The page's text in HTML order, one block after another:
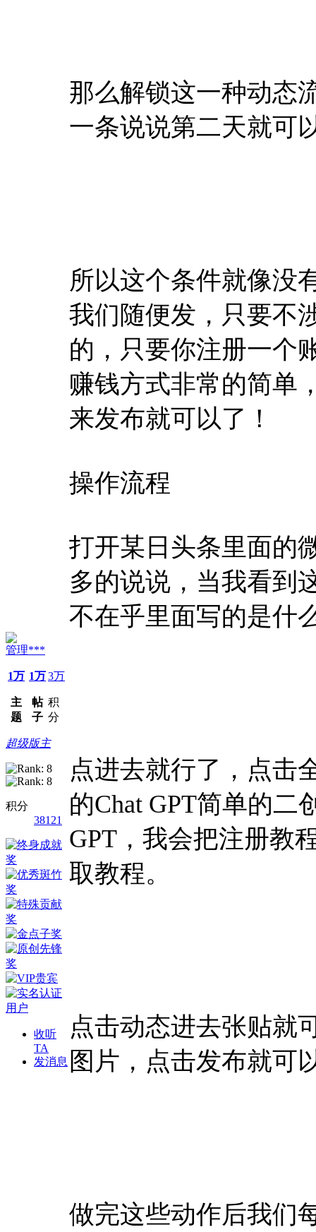
管理***
1万
主
题
1万
帖
子
3万
积
分
超级版主
积分
38121
收听
TA
发消息
那么解锁这一种动态
一条说说第二天就可
所以这个条件就像没
我们随便发，只要不
的，只要你注册一个
赚钱方式非常的简单
来发布就可以了！
操作流程
打开某日头条里面的
多的说说，当我看到
不在乎里面写的是什
点进去就行了，点击
的Chat GPT简单的
GPT，我会把注册教
取教程。
点击动态进去张贴就
图片，点击发布就可
做完这些动作后我们